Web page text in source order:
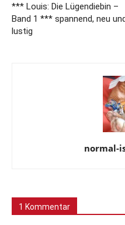
*** Louis: Die Lügendiebin –
Band 1 *** spannend, neu
lustig
normal-
1 Kommentar